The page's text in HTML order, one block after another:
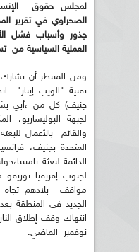
لمجلس حقوق
الصحراوي في تقرير
جذور وأسباب فشل
العملية السياسية من
ومن المنتظر أن
جنيف) كل من ،أبي
لجبهة البوليساريو،
والقائم بالأعمال
المتحدة بجنيف،
الدائمة لبعثة
لجنوب إفريقيا
مواقف بلادهم تجاه
الجديد في المنطقة
نوفمبر الماضي.